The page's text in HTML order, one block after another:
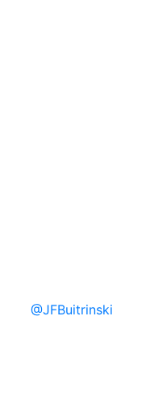
@JFBuitrinski